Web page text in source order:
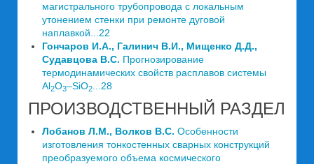
магистрального трубопровода с локальным
утонением стенки при ремонте дуговой
наплавкой...22
Гончаров И.А., Галинич В.И., Мищенко Д.Д.,
Судавцова В.С. Прогнозирование
термодинамических свойств расплавов системы
Al2O3–SiO2 ...28
ПРОИЗВОДСТВЕННЫЙ РАЗДЕЛ
Лобанов Л.М., Волков В.С. Особенности
изготовления тонкостенных сварных конструкций
преобразуемого объема космического